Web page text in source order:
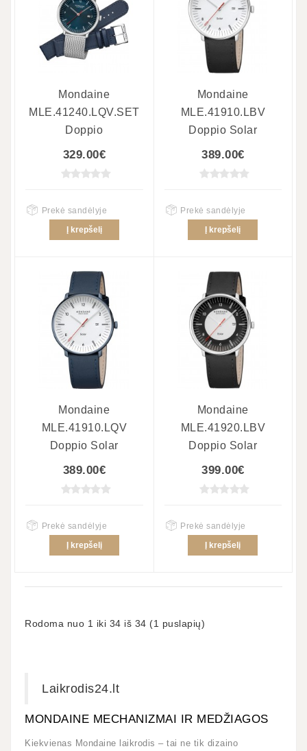
Mondaine
MLE.41240.LQV.SET
Doppio
329.00€
Prekė sandėlyje
Į krepšelį
Mondaine
MLE.41910.LBV
Doppio Solar
389.00€
Prekė sandėlyje
Į krepšelį
Mondaine
MLE.41910.LQV
Doppio Solar
389.00€
Prekė sandėlyje
Į krepšelį
Mondaine
MLE.41920.LBV
Doppio Solar
399.00€
Prekė sandėlyje
Į krepšelį
Rodoma nuo 1 iki 34 iš 34 (1 puslapių)
Laikrodis24.lt
MONDAINE MECHANIZMAI IR MEDŽIAGOS
Kiekvienas Mondaine laikrodis – tai ne tik dizaino